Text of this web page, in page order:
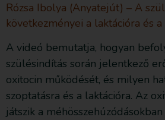
Rózsa Ibolya (Anyatejút) – A
következményei a laktációra és
A videó bemutatja, hogyan
szülésindítás során jelentkező
oxitocin működését, és milyen
szoptatásra és a laktációra. Az
játszik a